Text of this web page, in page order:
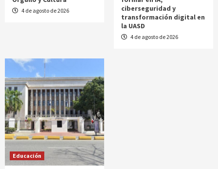
4 de agosto de 2026
ciberseguridad y
transformación digital en
la UASD
4 de agosto de 2026
Educación